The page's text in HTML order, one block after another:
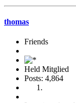
thomas
Friends
Held Mitglied
Posts: 4,864